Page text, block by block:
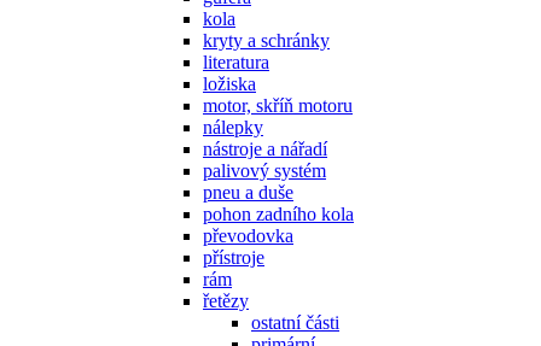
kola
kryty a schránky
literatura
ložiska
motor, skříň motoru
nálepky
nástroje a nářadí
palivový systém
pneu a duše
pohon zadního kola
převodovka
přístroje
rám
řetězy
ostatní části